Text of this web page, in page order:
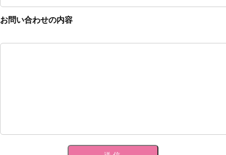
お問い合わせの内容